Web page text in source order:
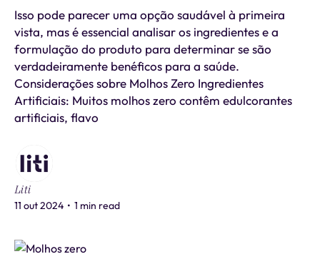
Isso pode parecer uma opção saudável à primeira
vista, mas é essencial analisar os ingredientes e a
formulação do produto para determinar se são
verdadeiramente benéficos para a saúde.
Considerações sobre Molhos Zero Ingredientes
Artificiais: Muitos molhos zero contêm edulcorantes
artificiais, flavo
Liti
11 out 2024 • 1 min read